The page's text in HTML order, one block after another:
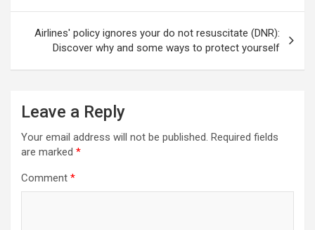
Airlines' policy ignores your do not resuscitate (DNR):
Discover why and some ways to protect yourself
Leave a Reply
Your email address will not be published. Required fields
are marked *
Comment *